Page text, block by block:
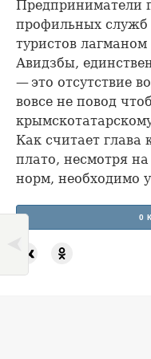
Предприниматели
профильных служб
туристов
Авидзбы,
— это отсутствие
вовсе не повод
Как считает глава
плато, несмотря
норм, необходимо
0